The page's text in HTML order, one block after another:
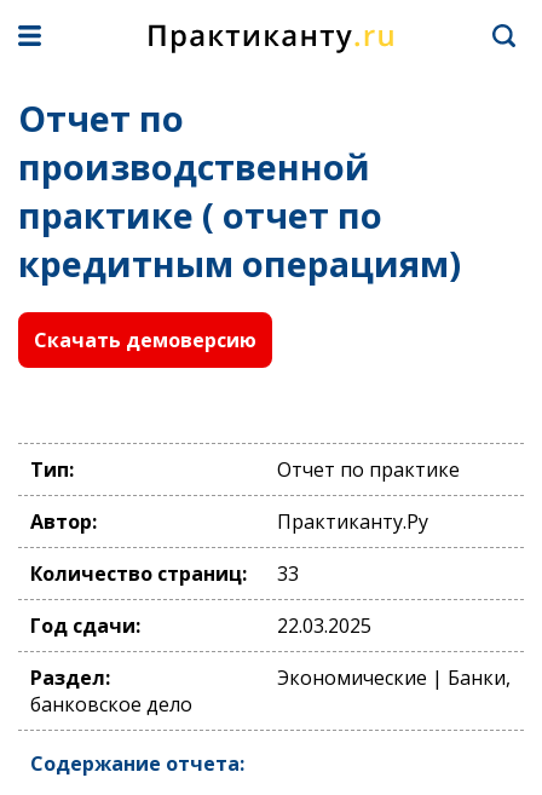
Отчет по
производственной
практике ( отчет по
кредитным операциям)
Скачать демоверсию
Тип:
Отчет по практике
Автор:
Практиканту.Ру
Количество страниц:
33
Год сдачи:
22.03.2025
Раздел:
Экономические | Банки,
банковское дело
Содержание отчета: